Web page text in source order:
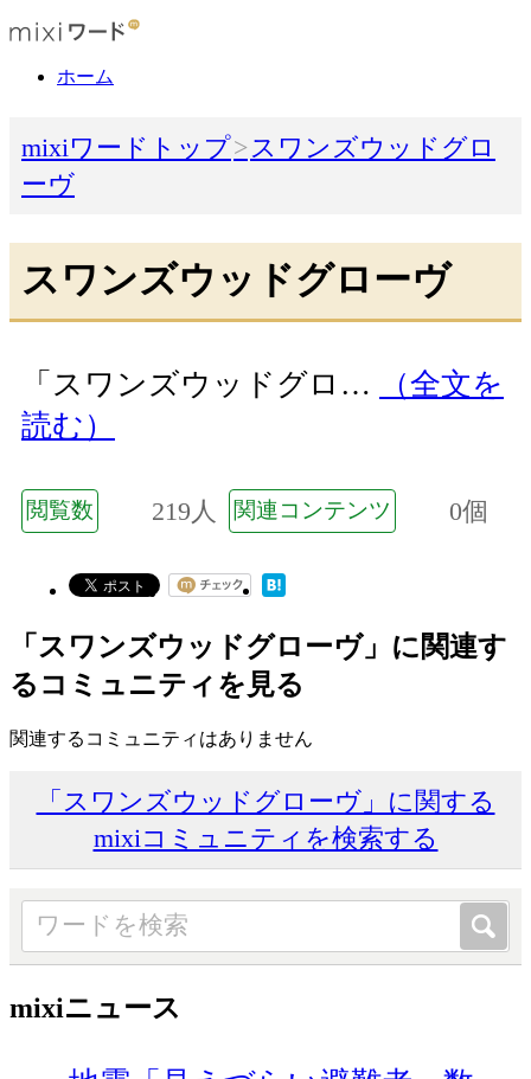
ホーム
mixiワードトップ
スワンズウッドグロ
ーヴ
スワンズウッドグローヴ
「スワンズウッドグロ…
（全文を
読む）
閲覧数 219人 関連コンテンツ 0個
「スワンズウッドグローヴ」に関連す
るコミュニティを見る
関連するコミュニティはありません
「スワンズウッドグローヴ」に関する
mixiコミュニティを検索する
mixiニュース